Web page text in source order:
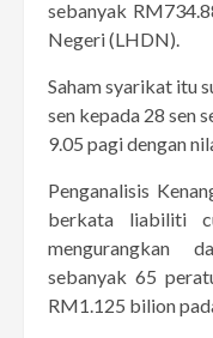
sebanyak
Negeri (LHDN).
Saham syarikat itu
sen kepada 28 sen
9.05 pagi dengan
Penganalisis
berkata liabiliti
mengurangkan
sebanyak 65
RM1.125 bilion